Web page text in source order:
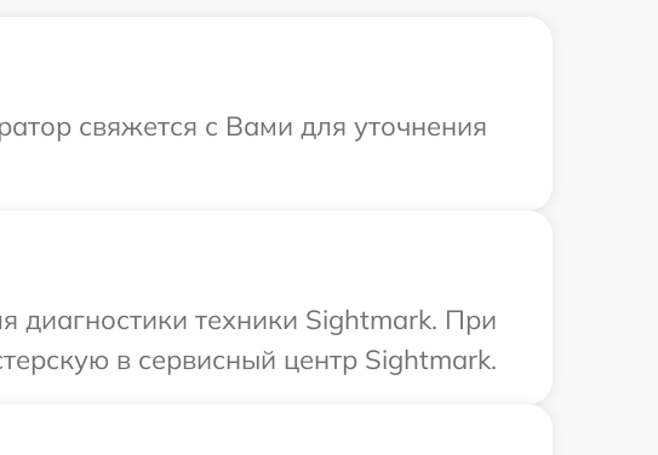
свяжется с Вами для уточнения
техники Sightmark. При
в сервисный центр Sightmark.